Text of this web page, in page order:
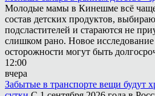
Молодые мамы в Кинешме всё
состав детских продуктов,
подсластителей и стараются не
слишком рано. Новое исследование
осторожности могут быть
12:00
вчера
Забытые в транспорте вещи будут